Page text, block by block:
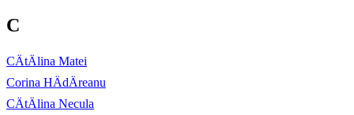
C
CÄtÄlina Matei
Corina HÄdÄreanu
CÄtÄlina Necula